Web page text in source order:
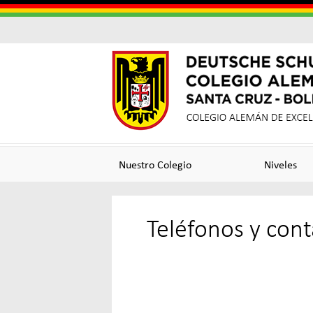
Aleman
Cruz
Alemán
Nuestro Colegio Niveles
Teléfonos y